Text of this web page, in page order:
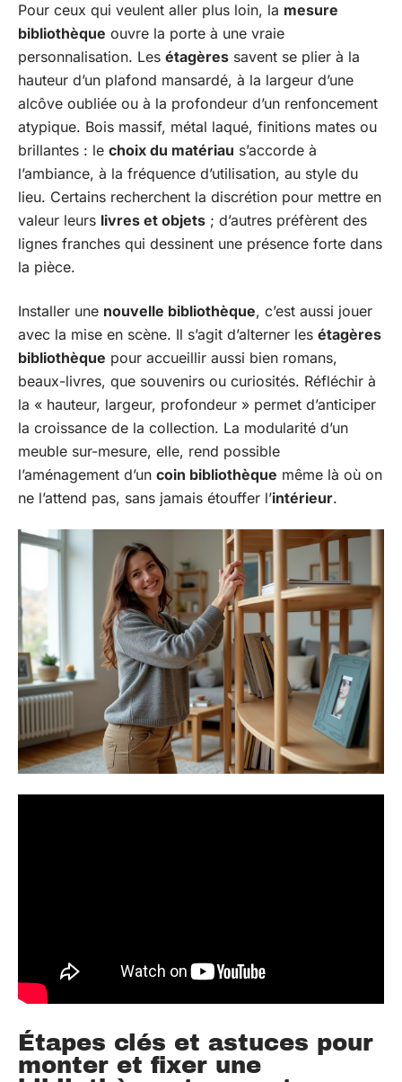
Pour ceux qui veulent aller plus loin, la mesure
bibliothèque ouvre la porte à une vraie
personnalisation. Les étagères savent se plier à la
hauteur d’un plafond mansardé, à la largeur d’une
alcôve oubliée ou à la profondeur d’un renfoncement
atypique. Bois massif, métal laqué, finitions mates ou
brillantes : le choix du matériau s’accorde à
l’ambiance, à la fréquence d’utilisation, au style du
lieu. Certains recherchent la discrétion pour mettre en
valeur leurs livres et objets ; d’autres préfèrent des
lignes franches qui dessinent une présence forte dans
la pièce.
Installer une nouvelle bibliothèque, c’est aussi jouer
avec la mise en scène. Il s’agit d’alterner les étagères
bibliothèque pour accueillir aussi bien romans,
beaux-livres, que souvenirs ou curiosités. Réfléchir à
la « hauteur, largeur, profondeur » permet d’anticiper
la croissance de la collection. La modularité d’un
meuble sur-mesure, elle, rend possible
l’aménagement d’un coin bibliothèque même là où on
ne l’attend pas, sans jamais étouffer l’intérieur.
Étapes clés et astuces pour
monter et fixer une